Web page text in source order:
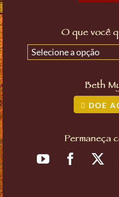
O que você
Selecione a opção
Beth
DOE
Permaneça